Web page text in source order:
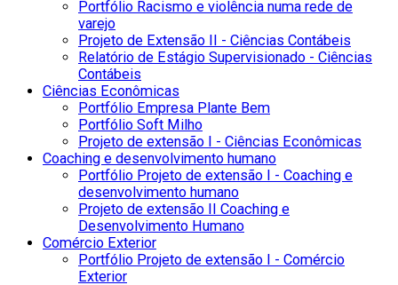
Portfólio Racismo e violência numa rede de
varejo
Projeto de Extensão II - Ciências Contábeis
Relatório de Estágio Supervisionado - Ciências
Contábeis
Ciências Econômicas
Portfólio Empresa Plante Bem
Portfólio Soft Milho
Projeto de extensão I - Ciências Econômicas
Coaching e desenvolvimento humano
Portfólio Projeto de extensão I - Coaching e
desenvolvimento humano
Projeto de extensão II Coaching e
Desenvolvimento Humano
Comércio Exterior
Portfólio Projeto de extensão I - Comércio
Exterior